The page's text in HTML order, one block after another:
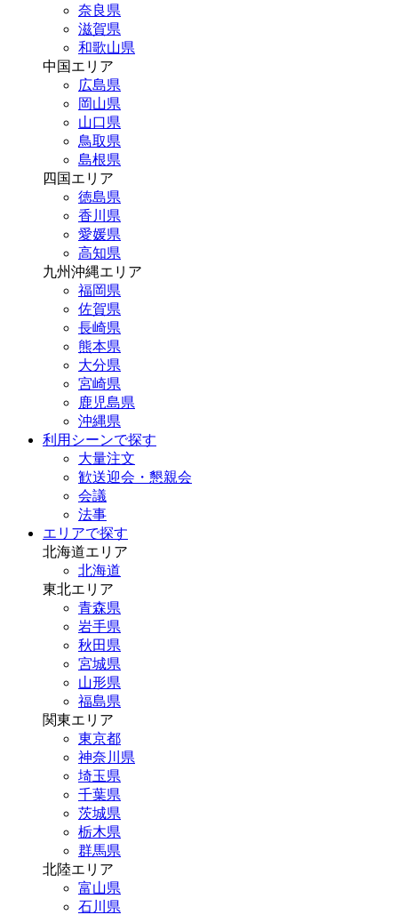
奈良県
滋賀県
和歌山県
中国エリア
広島県
岡山県
山口県
鳥取県
島根県
四国エリア
徳島県
香川県
愛媛県
高知県
九州沖縄エリア
福岡県
佐賀県
長崎県
熊本県
大分県
宮崎県
鹿児島県
沖縄県
利用シーンで探す
大量注文
歓送迎会・懇親会
会議
法事
エリアで探す
北海道エリア
北海道
東北エリア
青森県
岩手県
秋田県
宮城県
山形県
福島県
関東エリア
東京都
神奈川県
埼玉県
千葉県
茨城県
栃木県
群馬県
北陸エリア
富山県
石川県